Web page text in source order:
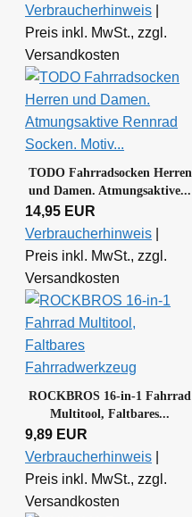
Verbraucherhinweis
Preis inkl. MwSt., zzgl.
Versandkosten
TODO Fahrradsocken Herren
und Damen. Atmungsaktive...
14,95 EUR
Verbraucherhinweis
Preis inkl. MwSt., zzgl.
Versandkosten
ROCKBROS 16-in-1 Fahrrad
Multitool, Faltbares...
9,89 EUR
Verbraucherhinweis
Preis inkl. MwSt., zzgl.
Versandkosten